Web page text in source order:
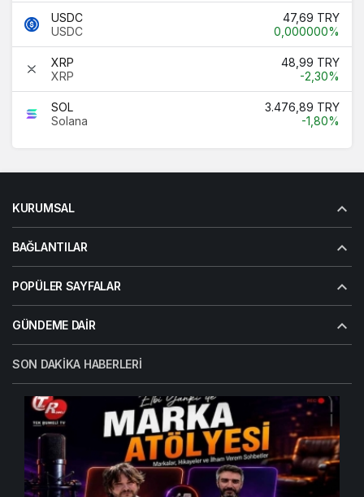
USDC
USDC
47,69 TRY
0,000000%
XRP
XRP
48,99 TRY
-2,30%
SOL
Solana
3.476,89 TRY
-1,80%
KURUMSAL
BAĞLANTILAR
POPÜLER SAYFALAR
GÜNDEME DAIR
SON DAKIKA HABERLERI